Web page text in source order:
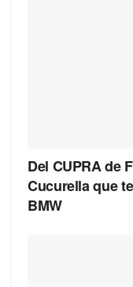
Del CUPRA de
Cucurella que
BMW